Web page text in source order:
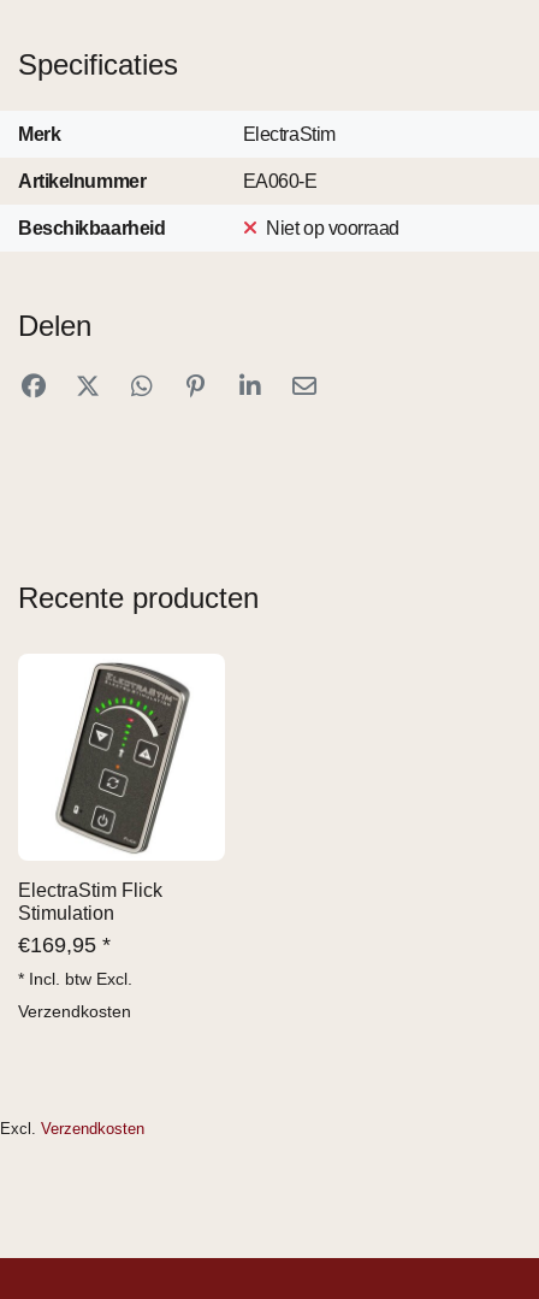
Specificaties
Merk ElectraStim
Artikelnummer EA060-E
Beschikbaarheid Niet op voorraad
Delen
Recente producten
ElectraStim Flick
Stimulation
€169,95 *
* Incl. btw Excl.
Verzendkosten
Excl. Verzendkosten